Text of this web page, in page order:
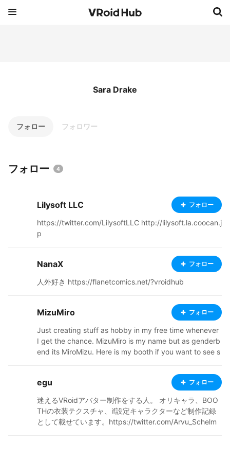
Sara Drake
フォロー フォロワー
フォロー 4
Lilysoft LLC フォロー
https://twitter.com/LilysoftLLC http://lilysoft.la.coocan.j
p
NanaX フォロー
人外好き https://flanetcomics.net/?vroidhub
MizuMiro フォロー
Just creating stuff as hobby in my free time whenever
I get the chance. MizuMiro is my name but as genderb
end its MiroMizu. Here is my booth if you want to see s
egu フォロー
迷えるVRoidアバター制作をする人。 オリキャラ、BOO
THの衣装テクスチャ、if設定キャラクターなど制作記録
として載せています。https://twitter.com/Arvu_Schelm